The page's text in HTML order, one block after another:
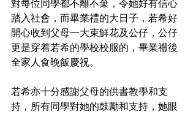
對每位同學都不離不棄，令她好有信心
踏入社會，而畢業禮的大日子，若希好
開心收到父母一大束鮮花及公仔，公仔
更是穿着若希的學校校服的，畢業禮後
全家人食晚飯慶祝。
若希亦十分感謝父母的供書教學和支
持，所有同學對她的鼓勵和支持，她眼